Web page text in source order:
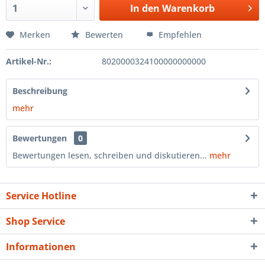
In den Warenkorb
Merken Bewerten Empfehlen
Artikel-Nr.: 8020000324100000000000
Beschreibung
mehr
Bewertungen
0
Bewertungen lesen, schreiben und diskutieren... mehr
Service Hotline
Shop Service
Informationen